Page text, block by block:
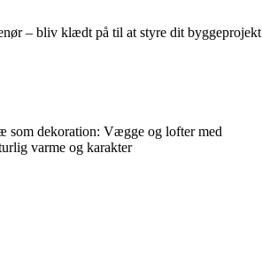
– bliv klædt på til at styre dit byggeprojekt
som dekoration: Vægge og lofter med
varme og karakter